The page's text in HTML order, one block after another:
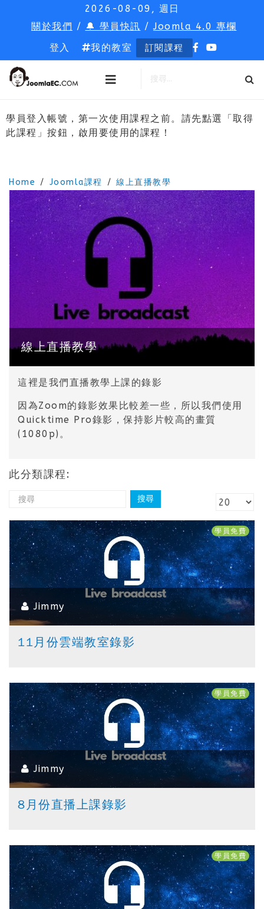
2026-08-09, 週日
關於我們 / 🔔 學員快訊 /Joomla 4.0 專欄
登入
我的教室 訂閱課程
學員登入帳號，第一次使用課程之前。請先點選「取得
此課程」按鈕，啟用要使用的課程！
Home Joomla課程 線上直播教學
線上直播教學
這裡是我們直播教學上課的錄影
因為Zoom的錄影效果比較差一些，所以我們使用
Quicktime Pro錄影，保持影片較高的畫質
(1080p)。
此分類課程:
Jimmy
學員免費
11月份雲端教室錄影
Jimmy
學員免費
8月份直播上課錄影
學員免費